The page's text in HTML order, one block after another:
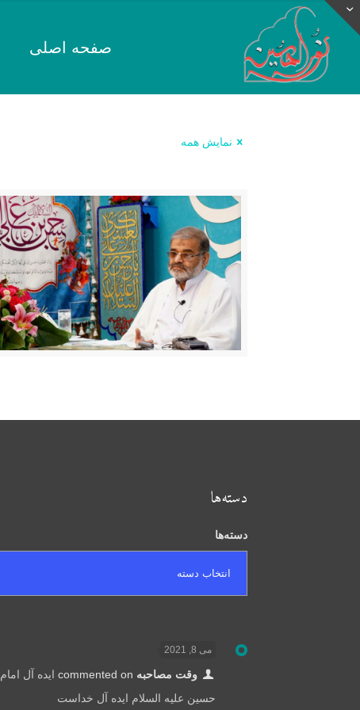
صفحه اصلی
نمایش همه
دسته‌ها
دسته‌ها
می 8, 2021
وقت مصاحبه
ایده آل امام
حسین علیه السلام ایده آل خداست